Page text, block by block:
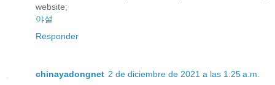
website;
야설
Responder
chinayadongnet 2 de diciembre de 2021 a las 1:25 a.m.